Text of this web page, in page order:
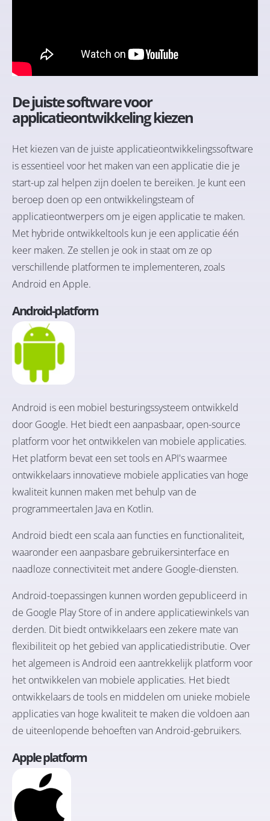
De juiste software voor
applicatieontwikkeling kiezen
Het kiezen van de juiste applicatieontwikkelingssoftware
is essentieel voor het maken van een applicatie die je
start-up zal helpen zijn doelen te bereiken. Je kunt een
beroep doen op een ontwikkelingsteam of
applicatieontwerpers om je eigen applicatie te maken.
Met hybride ontwikkeltools kun je een applicatie één
keer maken. Ze stellen je ook in staat om ze op
verschillende platformen te implementeren, zoals
Android en Apple.
Android-platform
Android is een mobiel besturingssysteem ontwikkeld
door Google. Het biedt een aanpasbaar, open-source
platform voor het ontwikkelen van mobiele applicaties.
Het platform bevat een set tools en API's waarmee
ontwikkelaars innovatieve mobiele applicaties van hoge
kwaliteit kunnen maken met behulp van de
programmeertalen Java en Kotlin.
Android biedt een scala aan functies en functionaliteit,
waaronder een aanpasbare gebruikersinterface en
naadloze connectiviteit met andere Google-diensten.
Android-toepassingen kunnen worden gepubliceerd in
de Google Play Store of in andere applicatiewinkels van
derden. Dit biedt ontwikkelaars een zekere mate van
flexibiliteit op het gebied van applicatiedistributie. Over
het algemeen is Android een aantrekkelijk platform voor
het ontwikkelen van mobiele applicaties. Het biedt
ontwikkelaars de tools en middelen om unieke mobiele
applicaties van hoge kwaliteit te maken die voldoen aan
de uiteenlopende behoeften van Android-gebruikers.
Apple platform